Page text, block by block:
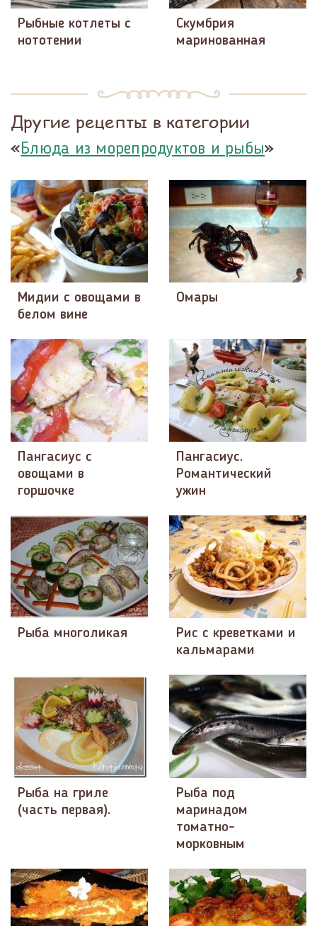
Рыбные котлеты с
нототении
Скумбрия
маринованная
Другие рецепты в категории
«Блюда из морепродуктов и рыбы»
Мидии с овощами в
белом вине
Омары
Пангасиус с
овощами в
горшочке
Пангасиус.
Романтический
ужин
Рыба многоликая
Рис с креветками и
кальмарами
Рыба на гриле
(часть первая).
Рыба под
маринадом
томатно-
морковным